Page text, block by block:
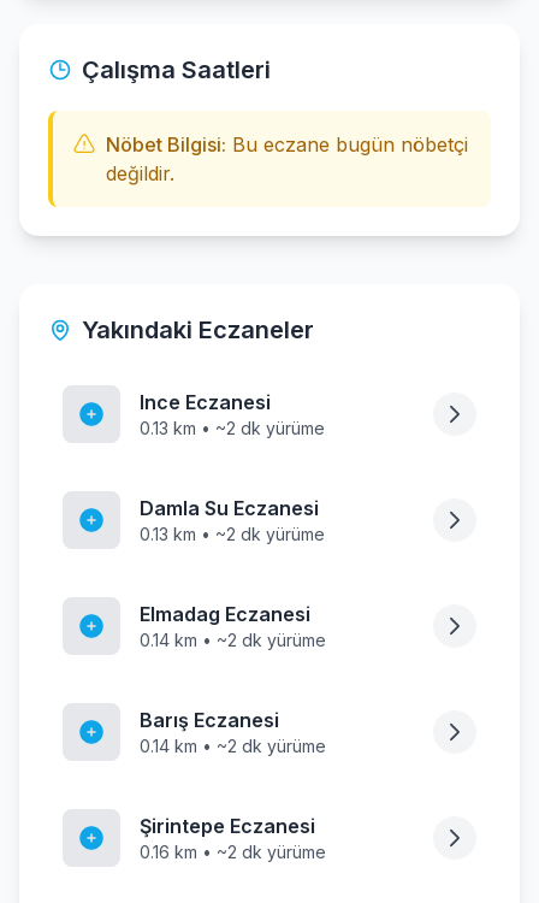
Çalışma Saatleri
Nöbet Bilgisi: Bu eczane bugün nöbetçi
değildir.
Yakındaki Eczaneler
Ince Eczanesi
0.13 km • ~2 dk yürüme
Damla Su Eczanesi
0.13 km • ~2 dk yürüme
Elmadag Eczanesi
0.14 km • ~2 dk yürüme
Barış Eczanesi
0.14 km • ~2 dk yürüme
Şirintepe Eczanesi
0.16 km • ~2 dk yürüme